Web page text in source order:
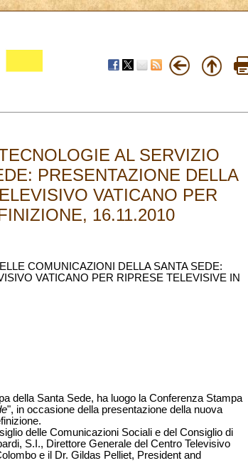
AL SERVIZIO
PRESENTAZIONE DELLA
VATICANO PER
16.11.2010
COMUNICAZIONI DELLA SANTA SEDE:
VATICANO PER RIPRESE TELEVISIVE IN
della Santa Sede, ha luogo la Conferenza Stampa
", in occasione della presentazione della nuova
delle Comunicazioni Sociali e del Consiglio di
S.I., Direttore Generale del Centro Televisivo
e il Dr. Gildas Pelliet, President and